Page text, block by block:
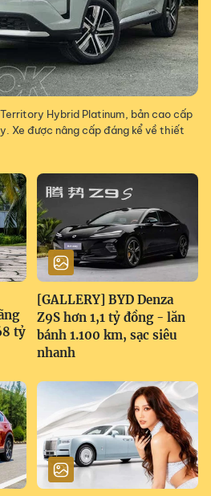
Hybrid Platinum, bản cao cấp
Xe được nâng cấp đáng kể về thiết
tỷ
[GALLERY] BYD Denza
Z9S hơn 1,1 tỷ đồng - lăn
bánh 1.100 km, sạc siêu
nhanh